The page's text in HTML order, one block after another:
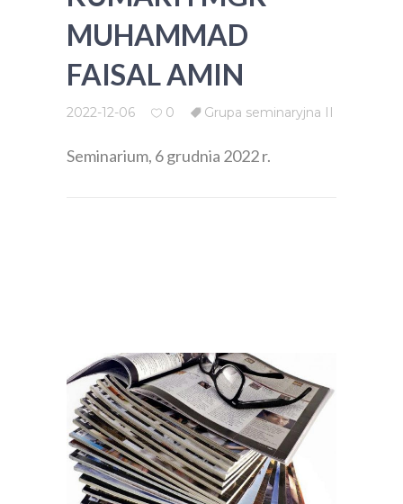
MUHAMMAD
FAISAL AMIN
2022-12-06 0 Grupa seminaryjna II
Seminarium, 6 grudnia 2022 r.